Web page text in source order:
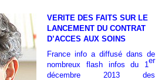
VERITE DES FAITS SUR LE
LANCEMENT DU CONTRAT
D’ACCES AUX SOINS
France info a diffusé dans de
nombreux flash infos du 1er
décembre 2013 des